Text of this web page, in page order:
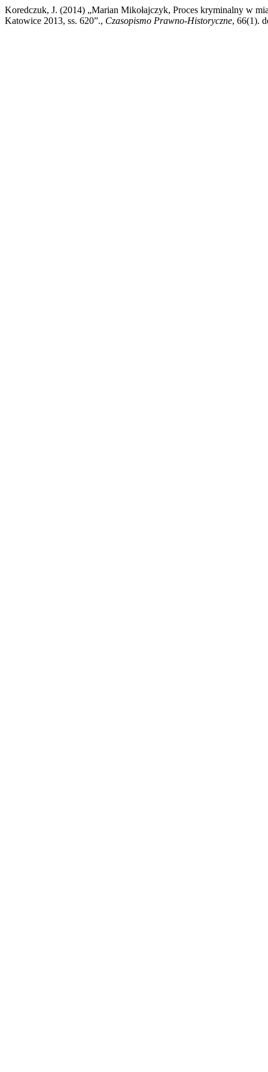
Koredczuk, J. (2014) „Marian Mikołajczyk, Proces kryminalny w
Katowice 2013, ss. 620”., Czasopismo Prawno-Historyczne, 66(1).